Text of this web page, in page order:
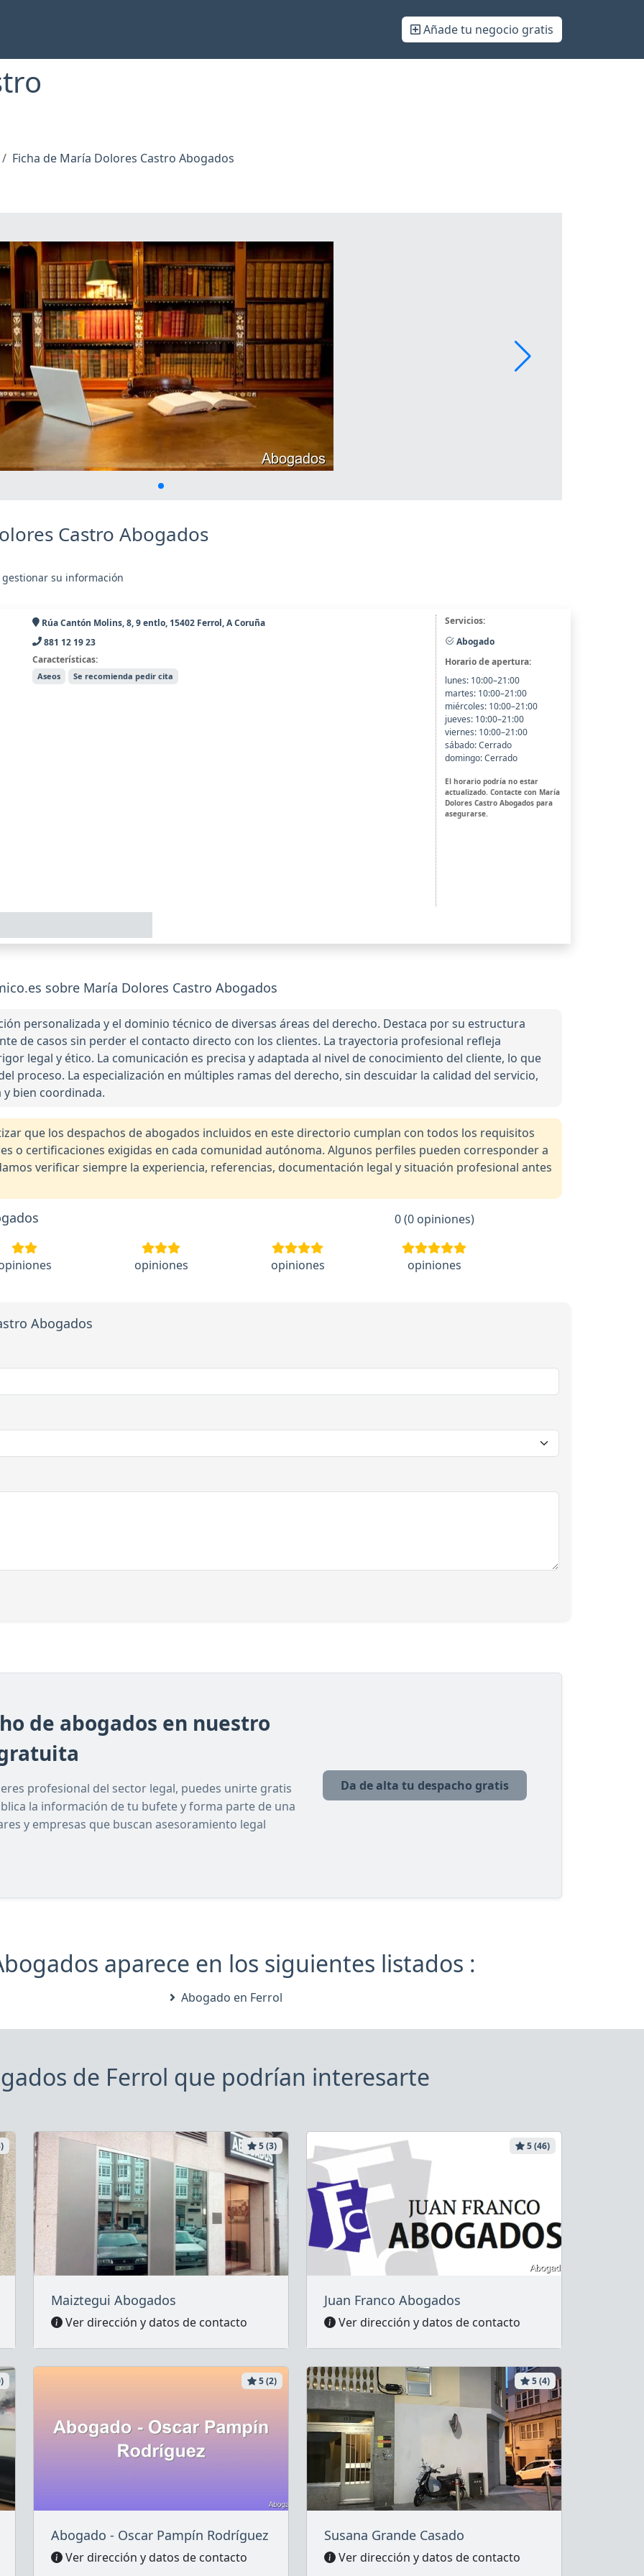
Añade tu negocio gratis
Ficha de María Dolores Castro Abogados
Castro Abogados
gestionar su información
Rúa Cantón Molins, 8, 9 entlo, 15402 Ferrol, A Coruña
881 12 19 23
Características:
Aseos Se recomienda pedir cita
Servicios:
Abogado
Horario de apertura:
lunes: 10:00–21:00
martes: 10:00–21:00
miércoles: 10:00–21:00
jueves: 10:00–21:00
viernes: 10:00–21:00
sábado: Cerrado
domingo: Cerrado
El horario podría no estar
actualizado. Contacte con María
Dolores Castro Abogados para
asegurarse.
sobre María Dolores Castro Abogados
personalizada y el dominio técnico de diversas áreas del derecho. Destaca por su estructura
de casos sin perder el contacto directo con los clientes. La trayectoria profesional refleja
legal y ético. La comunicación es precisa y adaptada al nivel de conocimiento del cliente, lo que
proceso. La especialización en múltiples ramas del derecho, sin descuidar la calidad del servicio,
bien coordinada.
que los despachos de abogados incluidos en este directorio cumplan con todos los requisitos
o certificaciones exigidas en cada comunidad autónoma. Algunos perfiles pueden corresponder a
verificar siempre la experiencia, referencias, documentación legal y situación profesional antes
0 (0 opiniones)
opiniones opiniones opiniones
Abogados
de abogados en nuestro
profesional del sector legal, puedes unirte gratis
la información de tu bufete y forma parte de una
y empresas que buscan asesoramiento legal
Da de alta tu despacho gratis
aparece en los siguientes listados :
Abogado en Ferrol
de Ferrol que podrían interesarte
5 (3)
Maiztegui Abogados
Ver dirección y datos de contacto
5 (46)
Juan Franco Abogados
Ver dirección y datos de contacto
5 (2)
Abogado - Oscar Pampín Rodríguez
Ver dirección y datos de contacto
5 (4)
Susana Grande Casado
Ver dirección y datos de contacto